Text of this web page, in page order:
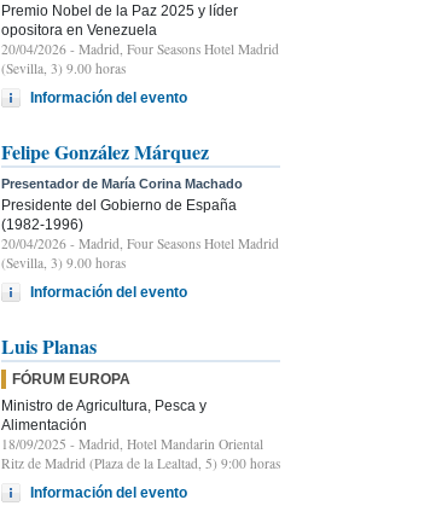
Premio Nobel de la Paz 2025 y líder
opositora en Venezuela
20/04/2026 - Madrid, Four Seasons Hotel Madrid
(Sevilla, 3) 9.00 horas
Información del evento
Felipe González Márquez
Presentador de María Corina Machado
Presidente del Gobierno de España
(1982-1996)
20/04/2026 - Madrid, Four Seasons Hotel Madrid
(Sevilla, 3) 9.00 horas
Información del evento
Luis Planas
FÓRUM EUROPA
Ministro de Agricultura, Pesca y
Alimentación
18/09/2025 - Madrid, Hotel Mandarin Oriental
Ritz de Madrid (Plaza de la Lealtad, 5) 9:00 horas
Información del evento